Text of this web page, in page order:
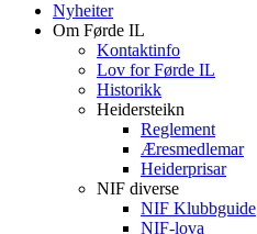
Nyheiter
Om Førde IL
Kontaktinfo
Lov for Førde IL
Historikk
Heidersteikn
Reglement
Æresmedlemar
Heiderprisar
NIF diverse
NIF Klubbguide
NIF-lova